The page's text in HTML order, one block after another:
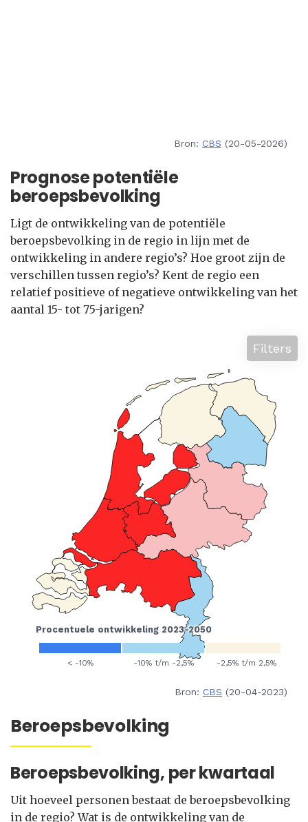
Bron: CBS (20-05-2026)
Prognose potentiële
beroepsbevolking
Ligt de ontwikkeling van de potentiële
beroepsbevolking in de regio in lijn met de
ontwikkeling in andere regio’s? Hoe groot zijn de
verschillen tussen regio’s? Kent de regio een
relatief positieve of negatieve ontwikkeling van het
aantal 15- tot 75-jarigen?
Filters
Bron: CBS (20-04-2023)
Beroepsbevolking
Beroepsbevolking, per kwartaal
Uit hoeveel personen bestaat de beroepsbevolking
in de regio? Wat is de ontwikkeling van de